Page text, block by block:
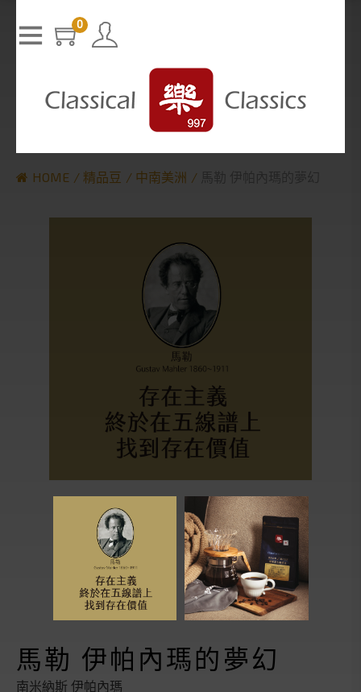
0
HOME 精品豆 中南美洲
馬勒 伊帕內瑪的夢幻
南米納斯 伊帕內瑪
The media could not be loaded, either because the server or n
etwork failed or because the format is not supported.